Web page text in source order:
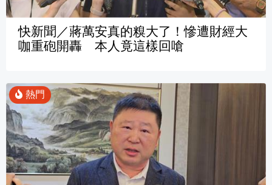
快新聞／蔣萬安真的糗大了！慘遭財經大
咖重砲開轟 本人竟這樣回嗆